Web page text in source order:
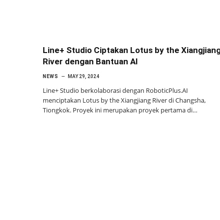
Line+ Studio Ciptakan Lotus by the
River dengan Bantuan AI
NEWS MAY 29, 2024
Line+ Studio berkolaborasi dengan RoboticPlus.AI
menciptakan Lotus by the Xiangjiang River di Changsha,
Tiongkok. Proyek ini merupakan proyek pertama di…